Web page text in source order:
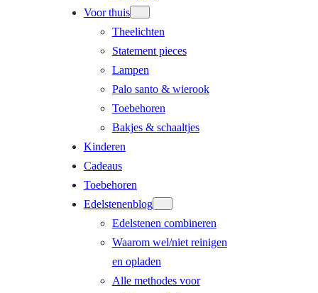
Voor thuis
Theelichten
Statement pieces
Lampen
Palo santo & wierook
Toebehoren
Bakjes & schaaltjes
Kinderen
Cadeaus
Toebehoren
Edelstenenblog
Edelstenen combineren
Waarom wel/niet reinigen
en opladen
Alle methodes voor